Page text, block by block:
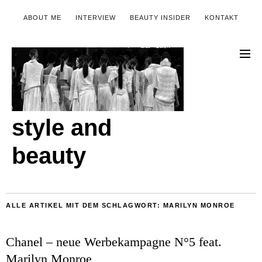
ABOUT ME INTERVIEW BEAUTY INSIDER KONTAKT
style and
beauty
ALLE ARTIKEL MIT DEM SCHLAGWORT: MARILYN MONROE
Chanel – neue Werbekampagne N°5 feat.
Marilyn Monroe